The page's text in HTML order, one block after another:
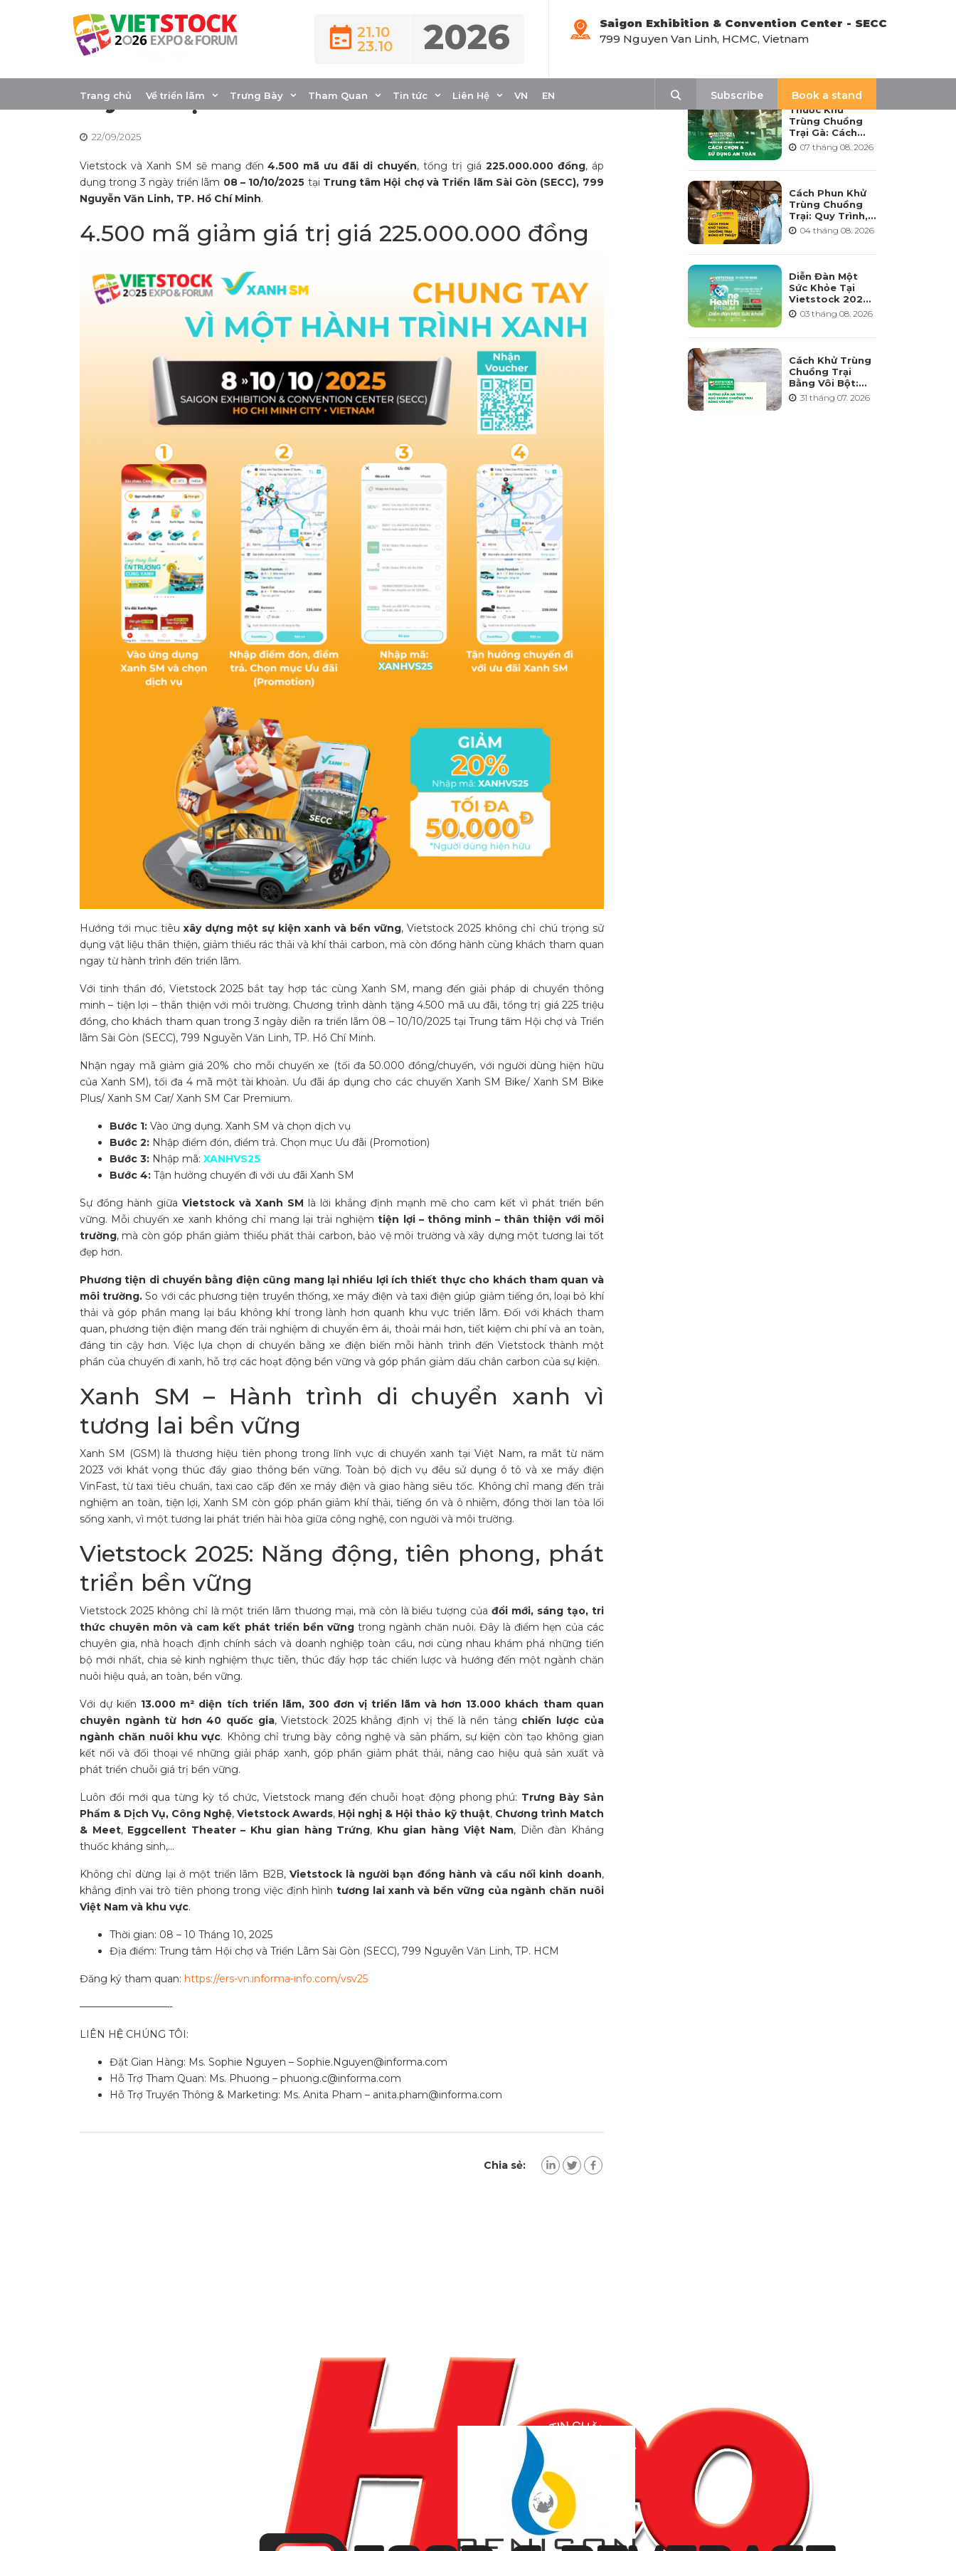
21.10
23.10
2026
Saigon Exhibition & Convention Center - SECC
799 Nguyen Van Linh, HCMC, Vietnam
Trang chủ Về triển lãm Trưng Bày Tham Quan Tin tức Liên Hệ VN EN
Subscribe
Book a stand
Vietstock 2025 cùng Xanh SM – Chung
tay vì một hành trình xanh
22/09/2025
Vietstock và Xanh SM sẽ mang đến4.500 mã ưu đãi di chuyển, tổng trị giá 225.000.000 đồng, áp
dụng trong 3 ngày triển lãm 08 – 10/10/2025 tại Trung tâm Hội chợ và Triển lãm Sài Gòn (SECC), 799
Nguyễn Văn Linh, TP. Hồ Chí Minh.
4.500 mã giảm giá trị giá 225.000.000 đồng
Hướng tới mục tiêuxây dựng một sự kiện xanh và bền vững, Vietstock 2025 không chỉ chú trọng sử
dụng vật liệu thân thiện, giảm thiểu rác thải và khí thải carbon, mà còn đồng hành cùng khách tham quan
ngay từ hành trình đến triển lãm.
Với tinh thần đó, Vietstock 2025 bắt tay hợp tác cùng Xanh SM, mang đến giải pháp di chuyển thông
minh – tiện lợi – thân thiện với môi trường. Chương trình dành tặng 4.500 mã ưu đãi, tổng trị giá 225 triệu
đồng, cho khách tham quan trong 3 ngày diễn ra triển lãm 08 – 10/10/2025 tại Trung tâm Hội chợ và Triển
lãm Sài Gòn (SECC), 799 Nguyễn Văn Linh, TP. Hồ Chí Minh.
Nhận ngay mã giảm giá 20% cho mỗi chuyến xe (tối đa 50.000 đồng/chuyến, với người dùng hiện hữu
của Xanh SM), tối đa 4 mã một tài khoản. Ưu đãi áp dụng cho các chuyến Xanh SM Bike/ Xanh SM Bike
Plus/ Xanh SM Car/ Xanh SM Car Premium.
Bước 1: Vào ứng dụng. Xanh SM và chọn dịch vụ
Bước 2: Nhập điểm đón, điểm trả. Chọn mục Ưu đãi (Promotion)
Bước 3: Nhập mã: XANHVS25
Bước 4: Tận hưởng chuyến đi với ưu đãi Xanh SM
Sự đồng hành giữa Vietstock và Xanh SM là lời khẳng định mạnh mẽ cho cam kết vì phát triển bền
vững. Mỗi chuyến xe xanh không chỉ mang lại trải nghiệmtiện lợi – thông minh – thân thiện với môi
trường, mà còn góp phần giảm thiểu phát thải carbon, bảo vệ môi trường và xây dựng một tương lai tốt
đẹp hơn.
Phương tiện di chuyển bằng điện cũng mang lại nhiều lợi ích thiết thực cho khách tham quan và
môi trường. So với các phương tiện truyền thống, xe máy điện và taxi điện giúp giảm tiếng ồn, loại bỏ khí
thải và góp phần mang lại bầu không khí trong lành hơn quanh khu vực triển lãm. Đối với khách tham
quan, phương tiện điện mang đến trải nghiệm di chuyển êm ái, thoải mái hơn, tiết kiệm chi phí và an toàn,
đáng tin cậy hơn. Việc lựa chọn di chuyển bằng xe điện biến mỗi hành trình đến Vietstock thành một
phần của chuyến đi xanh, hỗ trợ các hoạt động bền vững và góp phần giảm dấu chân carbon của sự kiện.
Xanh SM – Hành trình di chuyển xanh vì
tương lai bền vững
Xanh SM (GSM) là thương hiệu tiên phong trong lĩnh vực di chuyển xanh tại Việt Nam, ra mắt từ năm
2023 với khát vọng thúc đẩy giao thông bền vững. Toàn bộ dịch vụ đều sử dụng ô tô và xe máy điện
VinFast, từ taxi tiêu chuẩn, taxi cao cấp đến xe máy điện và giao hàng siêu tốc. Không chỉ mang đến trải
nghiệm an toàn, tiện lợi, Xanh SM còn góp phần giảm khí thải, tiếng ồn và ô nhiễm, đồng thời lan tỏa lối
sống xanh, vì một tương lai phát triển hài hòa giữa công nghệ, con người và môi trường.
Vietstock 2025: Năng động, tiên phong, phát
triển bền vững
Vietstock 2025 không chỉ là một triển lãm thương mại, mà còn là biểu tượng củađổi mới, sáng tạo, tri
thức chuyên môn và cam kết phát triển bền vữngtrong ngành chăn nuôi. Đây là điểm hẹn của các
chuyên gia, nhà hoạch định chính sách và doanh nghiệp toàn cầu, nơi cùng nhau khám phá những tiến
bộ mới nhất, chia sẻ kinh nghiệm thực tiễn, thúc đẩy hợp tác chiến lược và hướng đến một ngành chăn
nuôi hiệu quả, an toàn, bền vững.
Với dự kiến 13.000 m² diện tích triển lãm, 300 đơn vị triển lãm và hơn 13.000 khách tham quan
chuyên ngành từ hơn 40 quốc gia, Vietstock 2025 khẳng định vị thế là nền tảng chiến lược của
ngành chăn nuôi khu vực. Không chỉ trưng bày công nghệ và sản phẩm, sự kiện còn tạo không gian
kết nối và đối thoại về những giải pháp xanh, góp phần giảm phát thải, nâng cao hiệu quả sản xuất và
phát triển chuỗi giá trị bền vững.
Luôn đổi mới qua từng kỳ tổ chức, Vietstock mang đến chuỗi hoạt động phong phú: Trưng Bày Sản
Phẩm & Dịch Vụ, Công Nghệ,Vietstock Awards, Hội nghị & Hội thảo kỹ thuật, Chương trình Match
& Meet, Eggcellent Theater – Khu gian hàng Trứng, Khu gian hàng Việt Nam, Diễn đàn Kháng
thuốc kháng sinh,…
Không chỉ dừng lại ở một triển lãm B2B, Vietstock là người bạn đồng hành và cầu nối kinh doanh,
khẳng định vai trò tiên phong trong việc định hìnhtương lai xanh và bền vững của ngành chăn nuôi
Việt Nam và khu vực.
Thời gian: 08 – 10 Tháng 10, 2025
Địa điểm: Trung tâm Hội chợ và Triển Lãm Sài Gòn (SECC), 799 Nguyễn Văn Linh, TP. HCM
Đăng ký tham quan: https://ers-vn.informa-info.com/vsv25
—————————-
LIÊN HỆ CHÚNG TÔI:
Đặt Gian Hàng: Ms. Sophie Nguyen – Sophie.Nguyen@informa.com
Hỗ Trợ Tham Quan: Ms. Phuong – phuong.c@informa.com
Hỗ Trợ Truyền Thông & Marketing: Ms. Anita Pham – anita.pham@informa.com
Chia sẻ:
Thuốc Khử
Trùng Chuồng
Trại Gà: Cách
Chọn, Pha Và Sử
Dụng An Toàn
07 tháng 08. 2026
Cách Phun Khử
Trùng Chuồng
Trại: Quy Trình,
Tần Suất Và Lưu
Ý Khi Sử Dụng
04 tháng 08. 2026
Diễn Đàn Một
Sức Khỏe Tại
Vietstock 2026:
Hướng Tới Phát
Triển Ngành
03 tháng 08. 2026
Cách Khử Trùng
Chuồng Trại
Bằng Vôi Bột:
Cách Rải, Thời
Điểm Và Những
31 tháng 07. 2026